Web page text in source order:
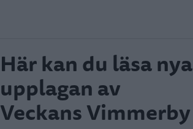
Här kan du läsa nya
upplagan av
Veckans Vimmerby